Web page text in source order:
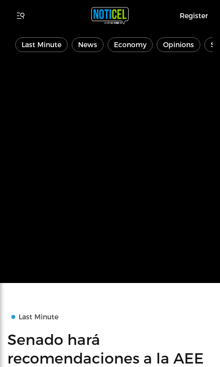
Register
Last Minute News Economy Opinions
Last Minute
Senado hará
recomendaciones a la AEE